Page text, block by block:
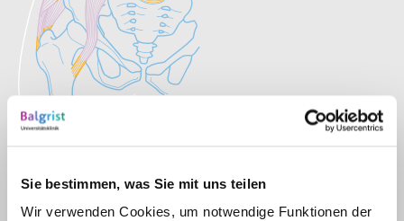
Sie bestimmen, was Sie mit uns teilen
Wir verwenden Cookies, um notwendige Funktionen der